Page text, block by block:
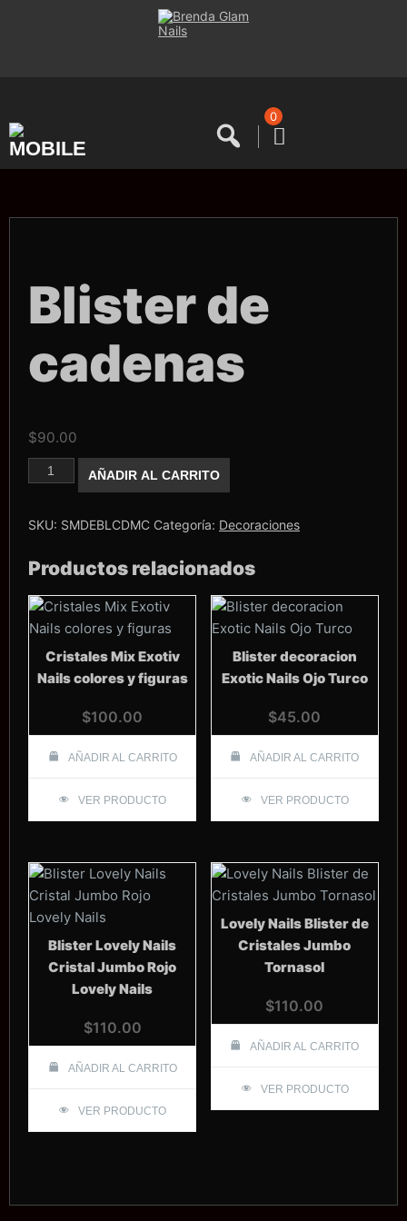
0
Blister de
cadenas
$90.00
Blister
AÑADIR AL CARRITO
SKU: SMDEBLCDMC Categoría: Decoraciones
Productos relacionados
Cristales Mix Exotiv
Nails colores y figuras
$100.00
AÑADIR AL CARRITO
VER PRODUCTO
Blister decoracion
Exotic Nails Ojo Turco
$45.00
AÑADIR AL CARRITO
VER PRODUCTO
Blister Lovely Nails
Cristal Jumbo Rojo
Lovely Nails
$110.00
AÑADIR AL CARRITO
VER PRODUCTO
Lovely Nails Blister de
Cristales Jumbo
Tornasol
$110.00
AÑADIR AL CARRITO
VER PRODUCTO